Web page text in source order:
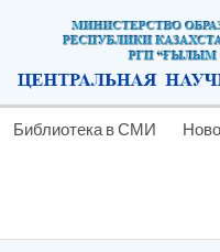
Библиотека в СМИ